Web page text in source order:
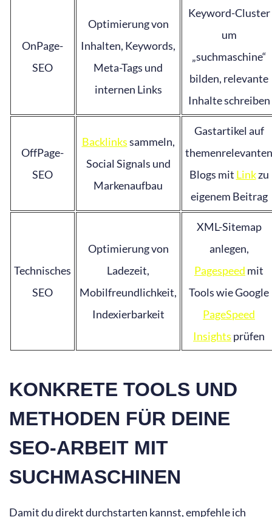
OnPage-
SEO
Optimierung von
Inhalten, Keywords,
Meta-Tags und
internen Links
Keyword-Cluster
um
„suchmaschine“
bilden, relevante
Inhalte schreiben
OffPage-
SEO
Backlinkssammeln,
Social Signals und
Markenaufbau
Gastartikel auf
themenrelevanten
Blogs mit Linkzu
eigenem Beitrag
Technisches
SEO
Optimierung von
Ladezeit,
Mobilfreundlichkeit,
Indexierbarkeit
XML-Sitemap
anlegen,
Pagespeed mit
Tools wie Google
PageSpeed
Insights prüfen
KONKRETE TOOLS UND
METHODEN FÜR DEINE
SEO-ARBEIT MIT
SUCHMASCHINEN
Damit du direkt durchstarten kannst, empfehle ich